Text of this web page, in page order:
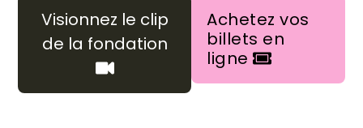
Visionnez le clip
Achetez vos
billets en
ligne